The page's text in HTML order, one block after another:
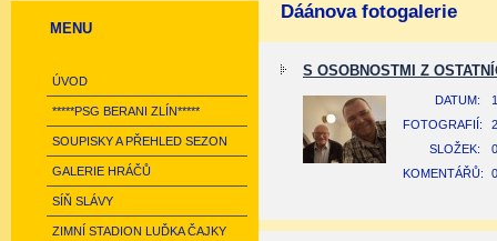
MENU
ÚVOD
*****PSG BERANI ZLÍN*****
SOUPISKY A PŘEHLED SEZON
GALERIE HRÁČŮ
SÍŇ SLÁVY
ZIMNÍ STADION LUĎKA ČAJKY
Dáánova fotogalerie
S OSOBNOSTMI Z
DATUM:
FOTOGRAFIÍ:
SLOŽEK:
0
KOMENTÁŘŮ:
0